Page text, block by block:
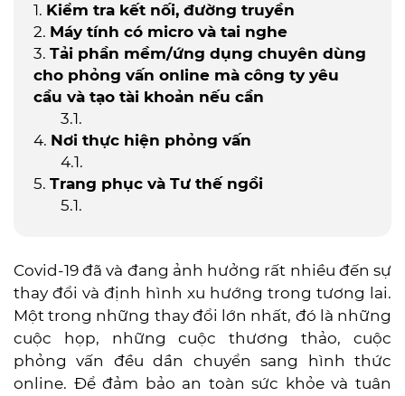
Kiểm tra kết nối, đường truyền
Máy tính có micro và tai nghe
Tải phần mềm/ứng dụng chuyên dùng
cho phỏng vấn online mà công ty yêu
cầu và tạo tài khoản nếu cần
Nơi thực hiện phỏng vấn
Trang phục và Tư thế ngồi
Covid-19 đã và đang ảnh hưởng rất nhiều đến sự
thay đổi và định hình xu hướng trong tương lai.
Một trong những thay đổi lớn nhất, đó là những
cuộc họp, những cuộc thương thảo, cuộc
phỏng vấn đều dần chuyển sang hình thức
online. Để đảm bảo an toàn sức khỏe và tuân